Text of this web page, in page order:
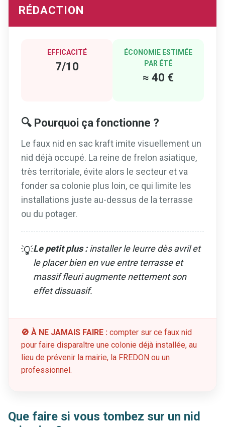
RÉDACTION
EFFICACITÉ
7/10
ÉCONOMIE ESTIMÉE
PAR ÉTÉ
≈ 40 €
🔍 Pourquoi ça fonctionne ?
Le faux nid en sac kraft imite visuellement un
nid déjà occupé. La reine de frelon asiatique,
très territoriale, évite alors le secteur et va
fonder sa colonie plus loin, ce qui limite les
installations juste au-dessus de la terrasse
ou du potager.
💡Le petit plus :installer le leurre dès avril et
le placer bien en vue entre terrasse et
massif fleuri augmente nettement son
effet dissuasif.
🚫 À NE JAMAIS FAIRE : compter sur ce faux nid
pour faire disparaître une colonie déjà installée, au
lieu de prévenir la mairie, la FREDON ou un
professionnel.
Que faire si vous tombez sur un nid